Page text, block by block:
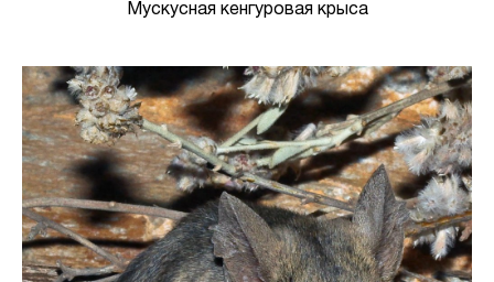
Мускусная кенгуровая крыса